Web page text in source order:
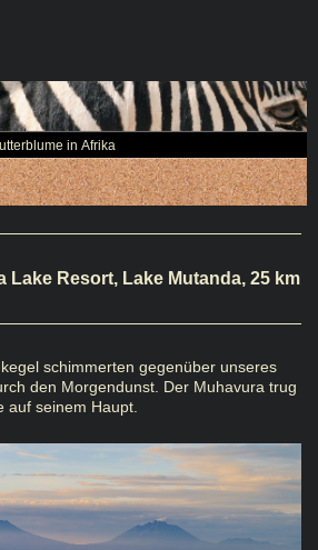
in Afrika
Lake Resort, Lake Mutanda, 25 km
schimmerten gegenüber unseres
den Morgendunst. Der Muhavura trug
auf seinem Haupt.